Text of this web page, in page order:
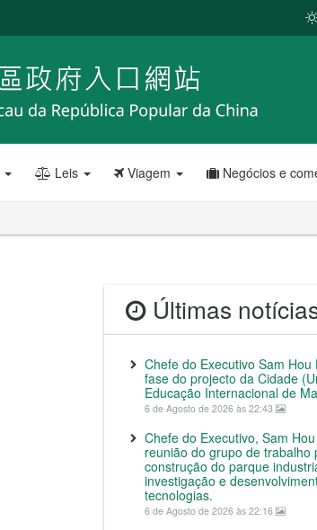
Leis Viagem Negócios e
Últimas
Chefe do Executivo Sam Hou
fase do projecto da Cidade
Educação Internacional de
6 de Agosto de 2026 às 22:43
Chefe do Executivo, Sam
reunião do grupo de trabalho
construção do parque
investigação e
tecnologias.
6 de Agosto de 2026 às 22:16